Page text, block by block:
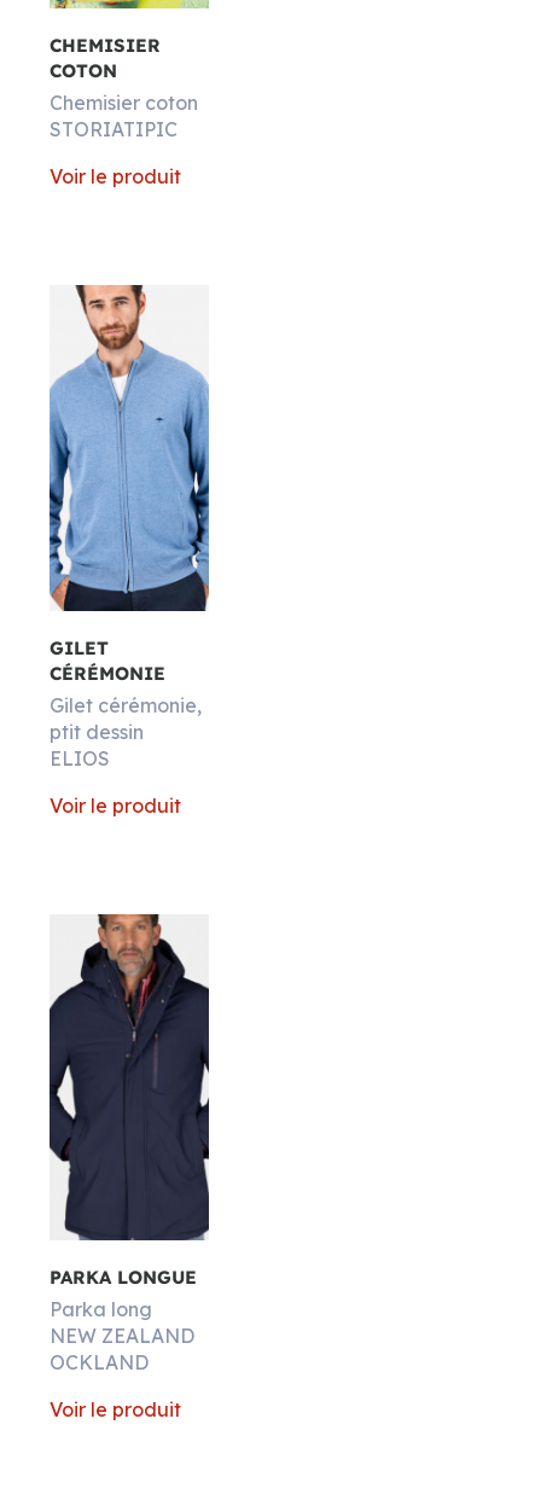
CHEMISIER
COTON
Chemisier coton
STORIATIPIC
Voir le produit
GILET
CÉRÉMONIE
Gilet cérémonie,
ptit dessin
ELIOS
Voir le produit
PARKA LONGUE
Parka long
NEW ZEALAND
OCKLAND
Voir le produit